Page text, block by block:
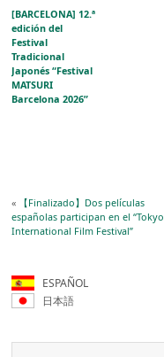
[BARCELONA] 12.ª
edición del
Festival
Tradicional
Japonés “Festival
MATSURI
Barcelona 2026”
« 【Finalizado】Dos películas
españolas participan en el “Tokyo
International Film Festival”
ESPAÑOL
日本語